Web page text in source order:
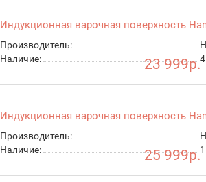
Индукционная варочная поверхность
Производитель:
Наличие:
4
23 999р.
Индукционная варочная поверхность
Производитель:
Наличие:
25 999р.